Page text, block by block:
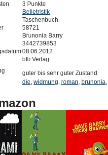
3 Punkte
Belletristik
Taschenbuch
58721
Brunonia Barry
3442739853
08.06.2012
btb Verlag
guter bis sehr guter Zustand
die, widmung, roman, brunonia,